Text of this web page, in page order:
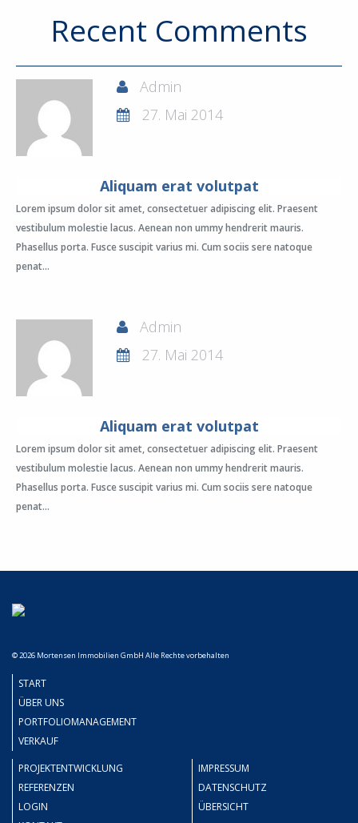
Recent Comments
Admin
27. Mai 2014
Aliquam erat volutpat
Lorem ipsum dolor sit amet, consectetuer adipiscing elit. Praesent
vestibulum molestie lacus. Aenean non ummy hendrerit mauris.
Phasellus porta. Fusce suscipit varius mi. Cum sociis sere natoque
penat...
Admin
27. Mai 2014
Aliquam erat volutpat
Lorem ipsum dolor sit amet, consectetuer adipiscing elit. Praesent
vestibulum molestie lacus. Aenean non ummy hendrerit mauris.
Phasellus porta. Fusce suscipit varius mi. Cum sociis sere natoque
penat...
© 2026 Mortensen Immobilien GmbH Alle Rechte vorbehalten
START
ÜBER UNS
PORTFOLIOMANAGEMENT
VERKAUF
PROJEKTENTWICKLUNG
REFERENZEN
LOGIN
IMPRESSUM
DATENSCHUTZ
ÜBERSICHT